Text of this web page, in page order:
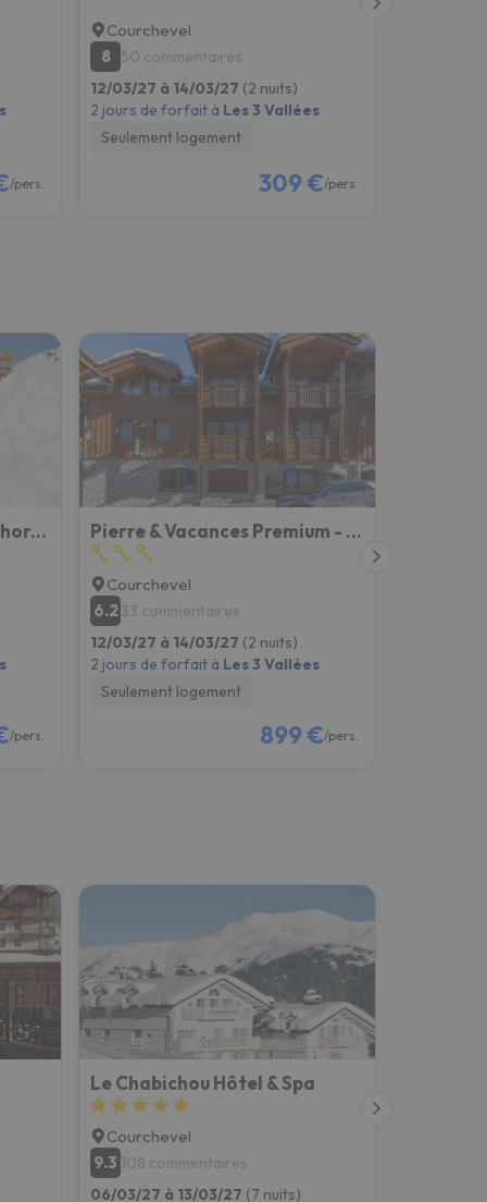
/pers.
Courchevel
8
50 commentaires
12/03/27 à 14/03/27 (2 nuits)
2 jours de forfait à Les 3 Vallées
Seulement logement
309 €/pers.
Abrineige Le Schuss Val Thorens
/pers.
Pierre & Vacances Premium - Résidence Les Chalets du Forum
Courchevel
6.2 33 commentaires
12/03/27 à 14/03/27 (2 nuits)
2 jours de forfait à Les 3 Vallées
Seulement logement
899 €/pers.
Le Chabichou Hôtel & Spa
Courchevel
9.3 108 commentaires
06/03/27 à 13/03/27 (7 nuits)